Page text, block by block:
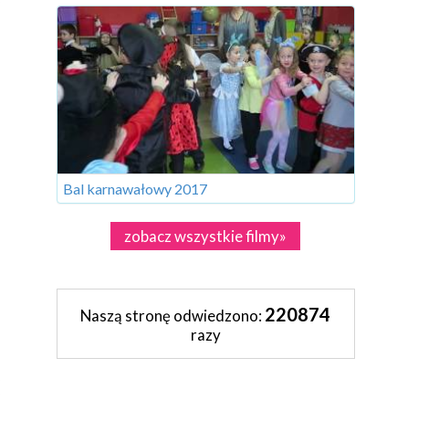
Bal karnawałowy 2017
zobacz wszystkie filmy»
Naszą stronę odwiedzono: 220874
razy